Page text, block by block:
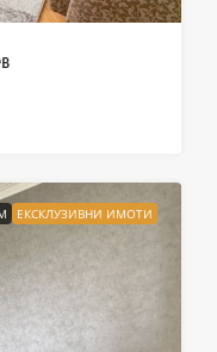
ЕКСКЛУЗИВНИ ИМОТИ